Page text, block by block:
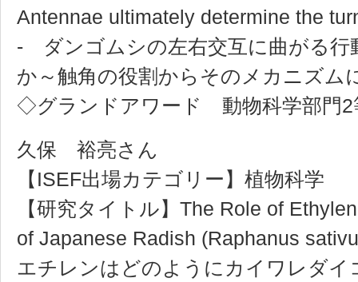
Antennae ultimately determine the
- ダンゴムシの左右交互に曲がる行
か～触角の役割からそのメカニズム
◇グランドアワード 動物科学部門2
久保 裕亮さん
【ISEF出場カテゴリー】植物科学
【研究タイトル】The Role of
of Japanese Radish (Raphanus
エチレンはどのようにカイワレダイ